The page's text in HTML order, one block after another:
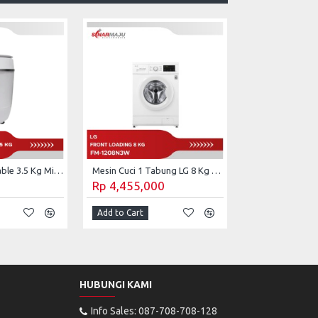
Mesin Cuci Portable 3.5 Kg Mito Top Loading WM1 Mesin Cuci 1 Tabung LG 8 Kg Front Loading FM-1208N3W
Rp 4,455,000
Add to Cart
HUBUNGI KAMI
Info Sales: 087-708-708-128